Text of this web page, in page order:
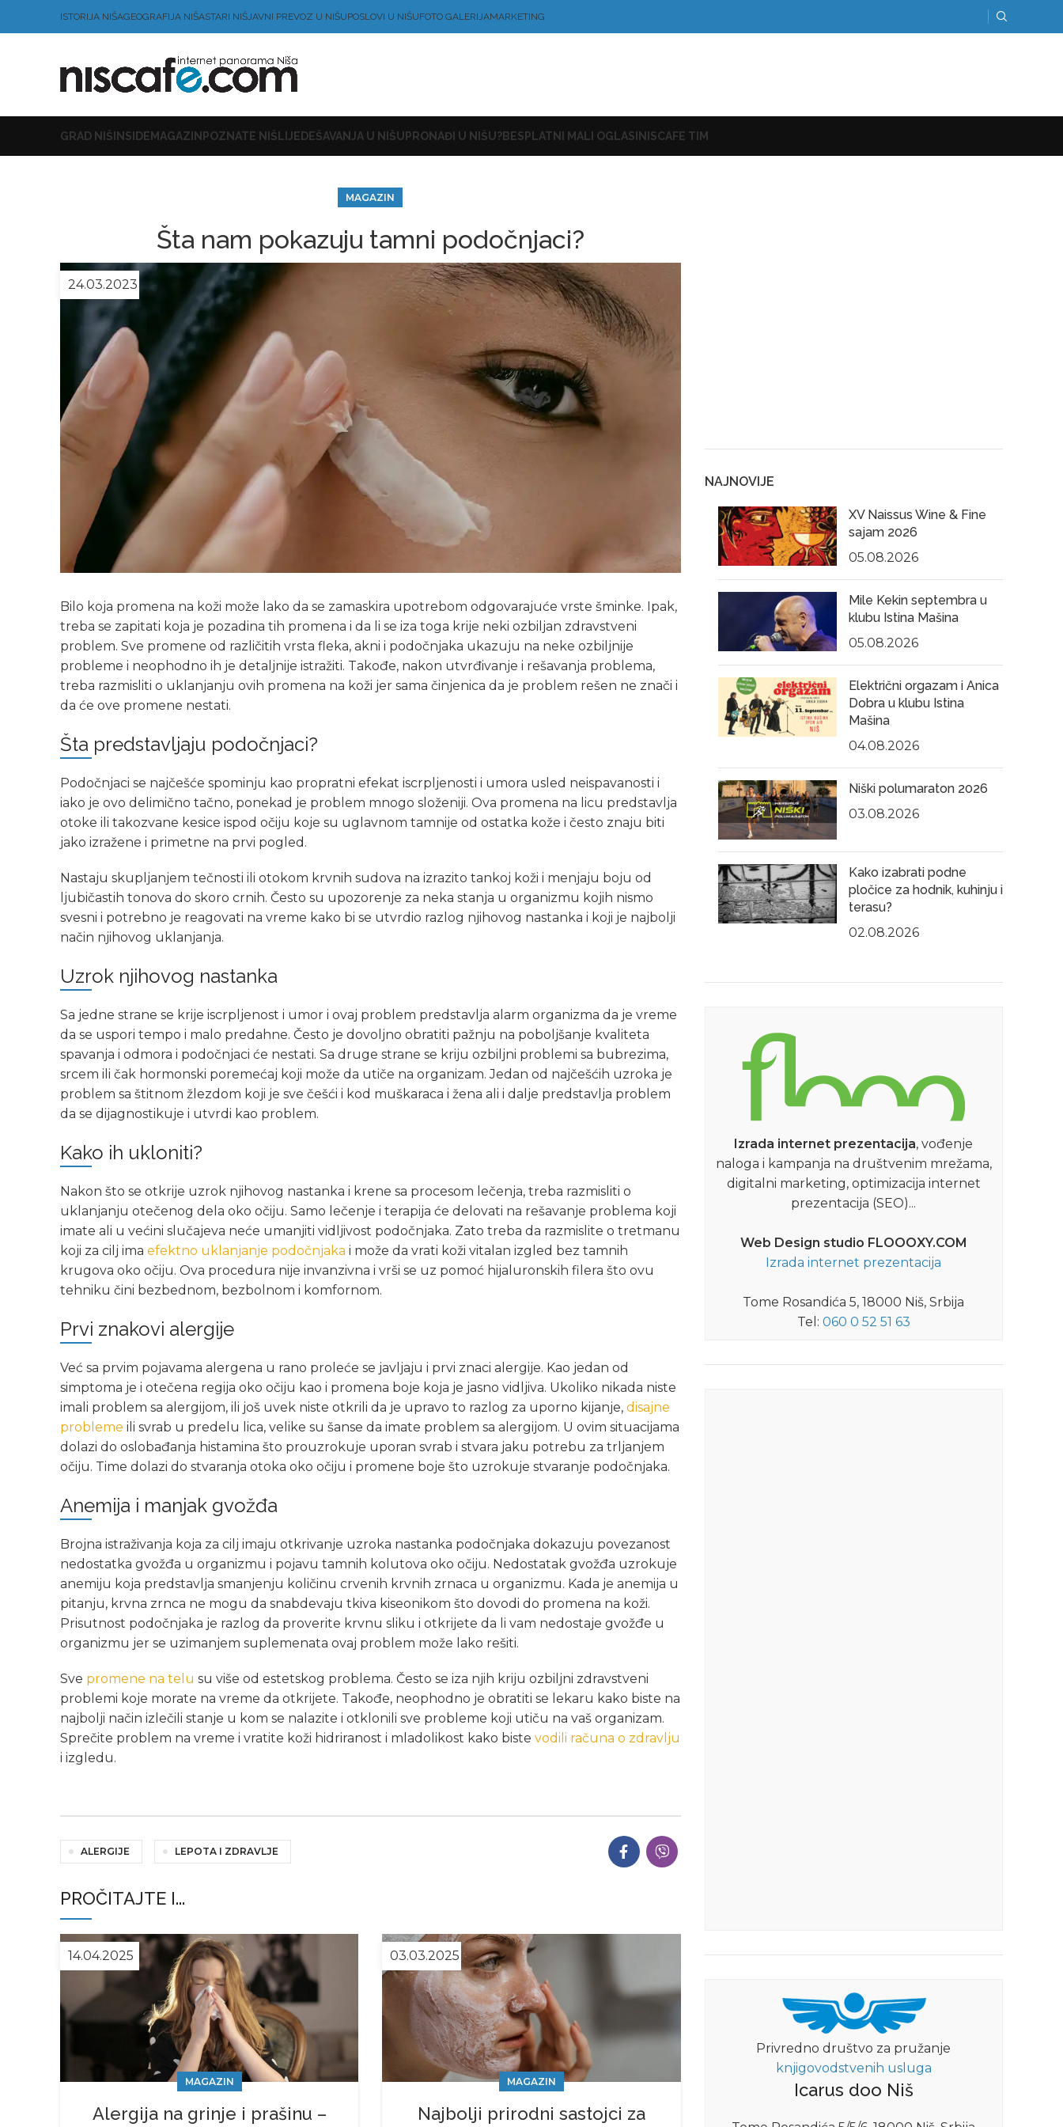
ISTORIJA NIŠAGEOGRAFIJA NIŠASTARI NIŠJAVNI PREVOZ U NIŠUPOSLOVI U NIŠUFOTO GALERIJAMARKETING
GRAD NIŠ INSIDE MAGAZIN POZNATE NIŠLIJE DEŠAVANJA U NIŠU PRONAĐI U NIŠU?BESPLATNI MALI OGLASI NISCAFE TIM
MAGAZIN
Šta nam pokazuju tamni podočnjaci?
24.03.2023
Bilo koja promena na koži može lako da se zamaskira upotrebom odgovarajuće vrste šminke. Ipak,
treba se zapitati koja je pozadina tih promena i da li se iza toga krije neki ozbiljan zdravstveni
problem. Sve promene od različitih vrsta fleka, akni i podočnjaka ukazuju na neke ozbiljnije
probleme i neophodno ih je detaljnije istražiti. Takođe, nakon utvrđivanje i rešavanja problema,
treba razmisliti o uklanjanju ovih promena na koži jer sama činjenica da je problem rešen ne znači i
da će ove promene nestati.
Šta predstavljaju podočnjaci?
Podočnjaci se najčešće spominju kao propratni efekat iscrpljenosti i umora usled neispavanosti i
iako je ovo delimično tačno, ponekad je problem mnogo složeniji. Ova promena na licu predstavlja
otoke ili takozvane kesice ispod očiju koje su uglavnom tamnije od ostatka kože i često znaju biti
jako izražene i primetne na prvi pogled.
Nastaju skupljanjem tečnosti ili otokom krvnih sudova na izrazito tankoj koži i menjaju boju od
ljubičastih tonova do skoro crnih. Često su upozorenje za neka stanja u organizmu kojih nismo
svesni i potrebno je reagovati na vreme kako bi se utvrdio razlog njihovog nastanka i koji je najbolji
način njihovog uklanjanja.
Uzrok njihovog nastanka
Sa jedne strane se krije iscrpljenost i umor i ovaj problem predstavlja alarm organizma da je vreme
da se uspori tempo i malo predahne. Često je dovoljno obratiti pažnju na poboljšanje kvaliteta
spavanja i odmora i podočnjaci će nestati. Sa druge strane se kriju ozbiljni problemi sa bubrezima,
srcem ili čak hormonski poremećaj koji može da utiče na organizam. Jedan od najčešćih uzroka je
problem sa štitnom žlezdom koji je sve češći i kod muškaraca i žena ali i dalje predstavlja problem
da se dijagnostikuje i utvrdi kao problem.
Kako ih ukloniti?
Nakon što se otkrije uzrok njihovog nastanka i krene sa procesom lečenja, treba razmisliti o
uklanjanju otečenog dela oko očiju. Samo lečenje i terapija će delovati na rešavanje problema koji
imate ali u većini slučajeva neće umanjiti vidljivost podočnjaka. Zato treba da razmislite o tretmanu
koji za cilj ima efektno uklanjanje podočnjaka i može da vrati koži vitalan izgled bez tamnih
krugova oko očiju. Ova procedura nije invanzivna i vrši se uz pomoć hijaluronskih filera što ovu
tehniku čini bezbednom, bezbolnom i komfornom.
Prvi znakovi alergije
Već sa prvim pojavama alergena u rano proleće se javljaju i prvi znaci alergije. Kao jedan od
simptoma je i otečena regija oko očiju kao i promena boje koja je jasno vidljiva. Ukoliko nikada niste
imali problem sa alergijom, ili još uvek niste otkrili da je upravo to razlog za uporno kijanje, disajne
probleme ili svrab u predelu lica, velike su šanse da imate problem sa alergijom. U ovim situacijama
dolazi do oslobađanja histamina što prouzrokuje uporan svrab i stvara jaku potrebu za trljanjem
očiju. Time dolazi do stvaranja otoka oko očiju i promene boje što uzrokuje stvaranje podočnjaka.
Anemija i manjak gvožđa
Brojna istraživanja koja za cilj imaju otkrivanje uzroka nastanka podočnjaka dokazuju povezanost
nedostatka gvožđa u organizmu i pojavu tamnih kolutova oko očiju. Nedostatak gvožđa uzrokuje
anemiju koja predstavlja smanjenju količinu crvenih krvnih zrnaca u organizmu. Kada je anemija u
pitanju, krvna zrnca ne mogu da snabdevaju tkiva kiseonikom što dovodi do promena na koži.
Prisutnost podočnjaka je razlog da proverite krvnu sliku i otkrijete da li vam nedostaje gvožđe u
organizmu jer se uzimanjem suplemenata ovaj problem može lako rešiti.
Sve promene na telu su više od estetskog problema. Često se iza njih kriju ozbiljni zdravstveni
problemi koje morate na vreme da otkrijete. Takođe, neophodno je obratiti se lekaru kako biste na
najbolji način izlečili stanje u kom se nalazite i otklonili sve probleme koji utiču na vaš organizam.
Sprečite problem na vreme i vratite koži hidriranost i mladolikost kako biste vodili računa o zdravlju
i izgledu.
ALERGIJE LEPOTA I ZDRAVLJE
PROČITAJTE I...
14.04.2025
MAGAZIN
Alergija na grinje i prašinu –
03.03.2025
MAGAZIN
Najbolji prirodni sastojci za
18.07.2022
MAGAZIN
NAJNOVIJE
XV Naissus Wine & Fine
sajam 2026
05.08.2026
Mile Kekin septembra u
klubu Istina Mašina
05.08.2026
Električni orgazam i Anica
Dobra u klubu Istina
Mašina
04.08.2026
Niški polumaraton 2026
03.08.2026
Kako izabrati podne
pločice za hodnik, kuhinju i
terasu?
02.08.2026
Izrada internet prezentacija, vođenje
naloga i kampanja na društvenim mrežama,
digitalni marketing, optimizacija internet
prezentacija (SEO)...
Web Design studio FLOOOXY.COM
Izrada internet prezentacija
Tome Rosandića 5, 18000 Niš, Srbija
Tel: 060 0 52 51 63
Privredno društvo za pružanje
knjigovodstvenih usluga
Icarus doo Niš